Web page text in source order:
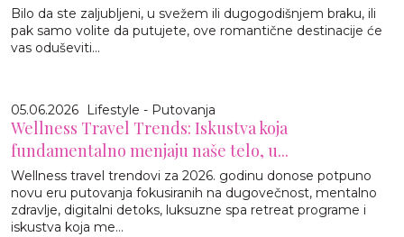
Bilo da ste zaljubljeni, u svežem ili dugogodišnjem braku, ili
pak samo volite da putujete, ove romantične destinacije će
vas oduševiti...
05.06.2026 Lifestyle - Putovanja
Wellness Travel Trends: Iskustva koja
fundamentalno menjaju naše telo, u...
Wellness travel trendovi za 2026. godinu donose potpuno
novu eru putovanja fokusiranih na dugovečnost, mentalno
zdravlje, digitalni detoks, luksuzne spa retreat programe i
iskustva koja me...